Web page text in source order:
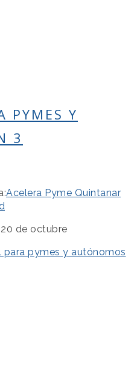
PYMES Y
3
Acelera Pyme Quintanar
de octubre
para pymes y autónomos